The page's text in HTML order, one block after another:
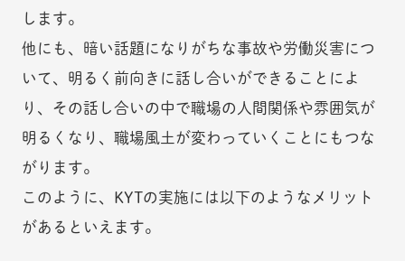
します。
他にも、暗い話題になりがちな事故や労働災害につ
いて、明るく前向きに話し合いができることによ
り、その話し合いの中で職場の人間関係や雰囲気が
明るくなり、職場風土が変わっていくことにもつな
がります。
このように、KYTの実施には以下のようなメリット
があるといえます。